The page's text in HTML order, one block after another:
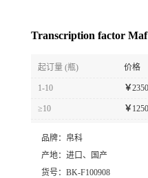
Transcription factor
起订量 (瓶) 价格
1-10 ￥
≥10 ￥
品牌： 帛科
产地： 进口、国产
货号： BK-F100908